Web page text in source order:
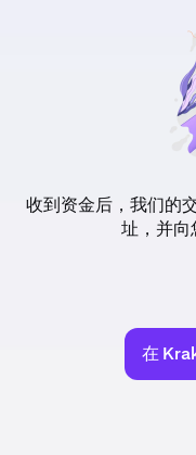
收到资金后，我们的
址，并向
在